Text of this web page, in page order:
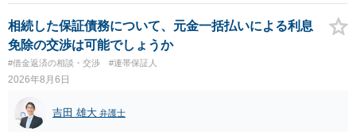
士費用は法テラスが負担し、裁判所の予納金等も法テラスが援助して
くれるため、弁護士へ自己破産を任せれば解決します。
相続した保証債務について、元金一括払いによる利息
免除の交渉は可能でしょうか
#借金返済の相談・交渉 #連帯保証人
2026年8月6日
吉田 雄大 弁護士